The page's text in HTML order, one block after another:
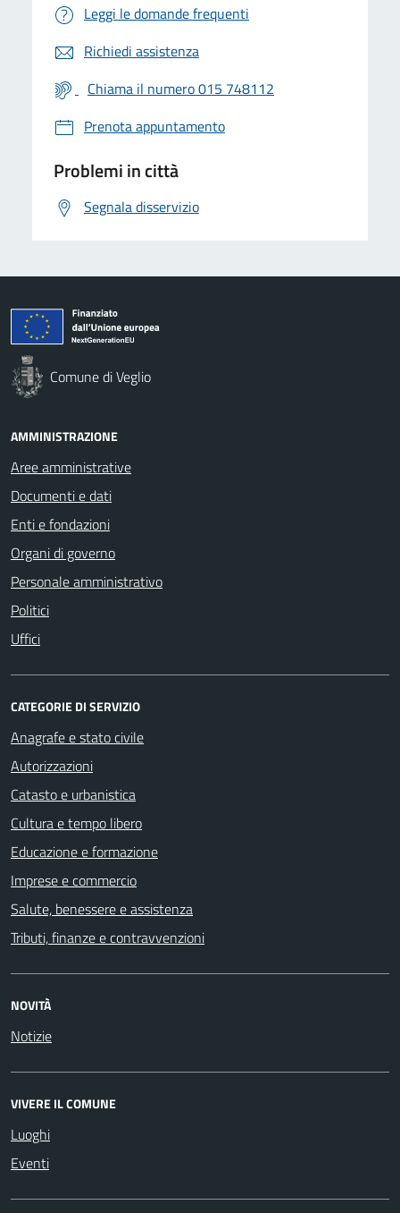
Leggi le domande frequenti
Richiedi assistenza
Chiama il numero 015 748112
Prenota appuntamento
Problemi in città
Segnala disservizio
Comune di Veglio
AMMINISTRAZIONE
Aree amministrative
Documenti e dati
Enti e fondazioni
Organi di governo
Personale amministrativo
Politici
Uffici
CATEGORIE DI SERVIZIO
Anagrafe e stato civile
Autorizzazioni
Catasto e urbanistica
Cultura e tempo libero
Educazione e formazione
Imprese e commercio
Salute, benessere e assistenza
Tributi, finanze e contravvenzioni
NOVITÀ
Notizie
VIVERE IL COMUNE
Luoghi
Eventi